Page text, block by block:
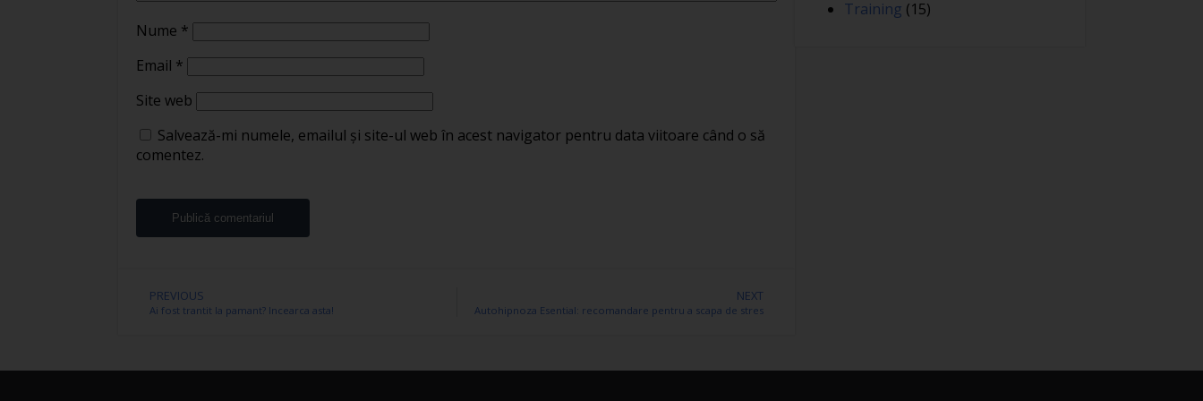
Nume *
Email *
Site web
Salvează-mi numele, emailul și site-ul web în acest navigator pentru data viitoare când o să
comentez.
PREVIOUS
Ai fost trantit la pamant? Incearca asta!
NEXT
Autohipnoza Esential: recomandare pentru a scapa de stres
Training (15)